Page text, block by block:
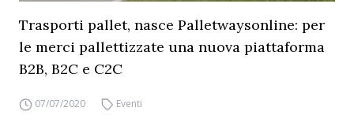
Trasporti pallet, nasce Palletwaysonline: per
le merci pallettizzate una nuova piattaforma
B2B, B2C e C2C
07/07/2020 Eventi